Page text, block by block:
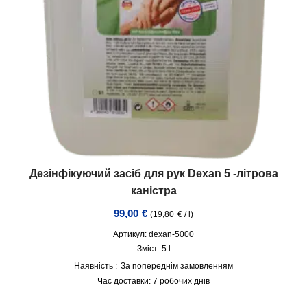
Дезінфікуючий засіб для рук Dexan 5 -літрова
каністра
99,00 € (19,80 € / )
Артикул: dexan-5000
Зміст: 5 l
Наявність : За попереднім замовленням
Час доставки: 7 робочих днів